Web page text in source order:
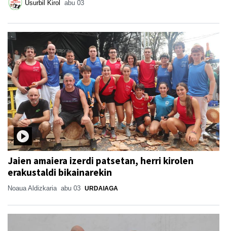
Usurbil Kirol abu 03
Jaien amaiera izerdi patsetan, herri kirolen
erakustaldi bikainarekin
Noaua Aldizkaria abu 03 URDAIAGA